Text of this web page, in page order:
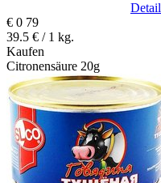
€ 0 79
39.5 € / 1 kg.
Kaufen
Citronensäure 20g